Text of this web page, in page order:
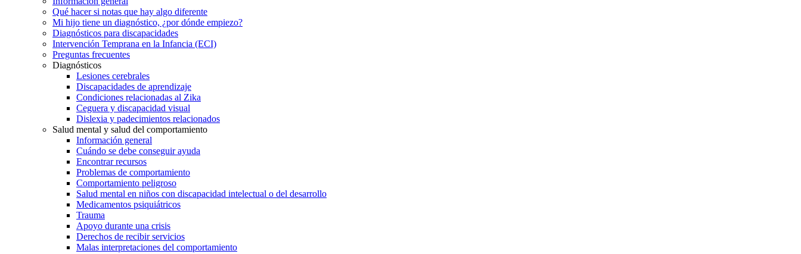
Qué hacer si notas que hay algo diferente
Mi hijo tiene un diagnóstico, ¿por dónde empiezo?
Diagnósticos para discapacidades
Intervención Temprana en la Infancia (ECI)
Preguntas frecuentes
Diagnósticos
Lesiones cerebrales
Discapacidades de aprendizaje
Condiciones relacionadas al Zika
Ceguera y discapacidad visual
Dislexia y padecimientos relacionados
Salud mental y salud del comportamiento
Información general
Cuándo se debe conseguir ayuda
Encontrar recursos
Problemas de comportamiento
Comportamiento peligroso
Salud mental en niños con discapacidad intelectual o del desarrollo
Medicamentos psiquiátricos
Trauma
Apoyo durante una crisis
Derechos de recibir servicios
Malas interpretaciones del comportamiento